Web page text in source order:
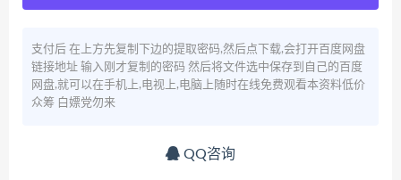
支付后 在上方先复制下边的提取密码,然后点下载,会打开百度网盘
链接地址 输入刚才复制的密码 然后将文件选中保存到自己的百度
网盘,就可以在手机上,电视上,电脑上随时在线免费观看本资料低价
众筹 白嫖党勿来
QQ咨询